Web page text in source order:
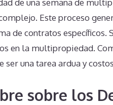
de una semana de
Este proceso
de contratos específicos.
en la multipropiedad.
ser una tarea ardua y
sobre los